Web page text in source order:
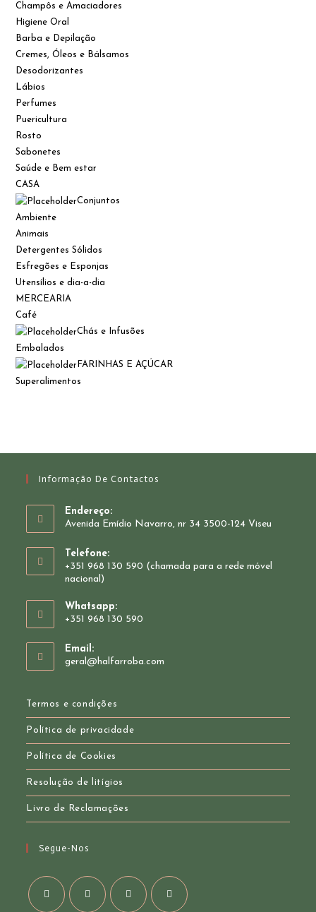
Champôs e Amaciadores
Higiene Oral
Barba e Depilação
Cremes, Óleos e Bálsamos
Desodorizantes
Lábios
Perfumes
Puericultura
Rosto
Sabonetes
Saúde e Bem estar
CASA
Conjuntos
Ambiente
Animais
Detergentes Sólidos
Esfregões e Esponjas
Utensílios e dia-a-dia
MERCEARIA
Café
Chás e Infusões
Embalados
FARINHAS E AÇÚCAR
Superalimentos
Informação De Contactos
Endereço:
Avenida Emídio Navarro, nr 34 3500-124 Viseu
Telefone:
+351 968 130 590 (chamada para a rede móvel
nacional)
Whatsapp:
+351 968 130 590
in
your
Email:
geral@halfarroba.com
Termos e condições
Política de privacidade
Política de Cookies
Resolução de litígios
Livro de Reclamações
Segue-Nos